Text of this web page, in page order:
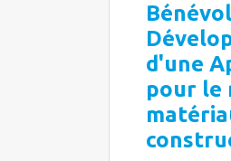
d'une
pour le